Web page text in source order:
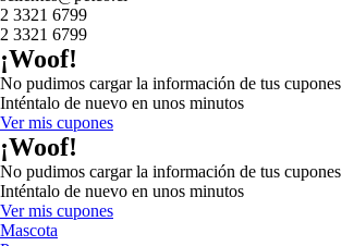
2 3321 6799
2 3321 6799
¡Woof!
No pudimos cargar la información de tus cupones
Inténtalo de nuevo en unos minutos
Ver mis cupones
¡Woof!
No pudimos cargar la información de tus cupones
Inténtalo de nuevo en unos minutos
Ver mis cupones
Mascota